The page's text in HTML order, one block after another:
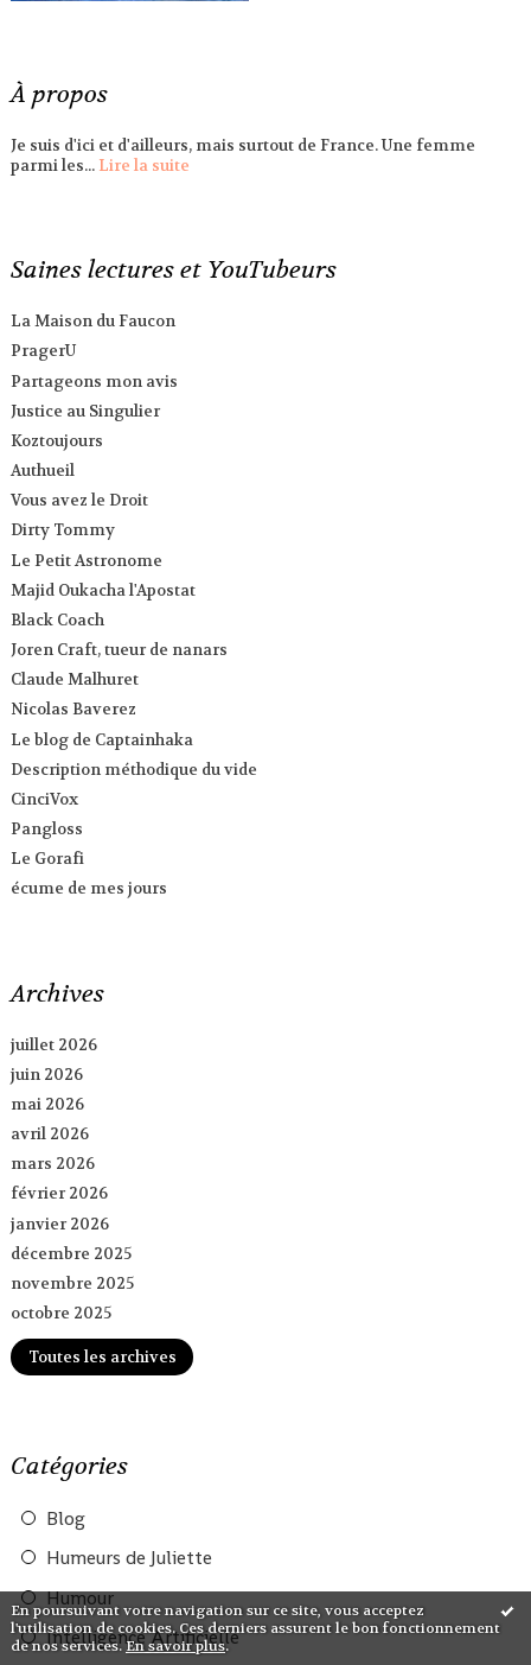
En poursuivant votre navigation sur ce site, vous acceptez
l'utilisation de cookies. Ces derniers assurent le bon fonctionnement
de nos services.En savoir plus.
À propos
Je suis d'ici et d'ailleurs, mais surtout de France. Une femme
parmi les... Lire la suite
Saines lectures et YouTubeurs
La Maison du Faucon
PragerU
Partageons mon avis
Justice au Singulier
Koztoujours
Authueil
Vous avez le Droit
Dirty Tommy
Le Petit Astronome
Majid Oukacha l'Apostat
Black Coach
Joren Craft, tueur de nanars
Claude Malhuret
Nicolas Baverez
Le blog de Captainhaka
Description méthodique du vide
CinciVox
Pangloss
Le Gorafi
écume de mes jours
Archives
juillet 2026
juin 2026
mai 2026
avril 2026
mars 2026
février 2026
janvier 2026
décembre 2025
novembre 2025
octobre 2025
Toutes les archives
Catégories
Blog
Humeurs de Juliette
Humour
Intelligence Artificielle